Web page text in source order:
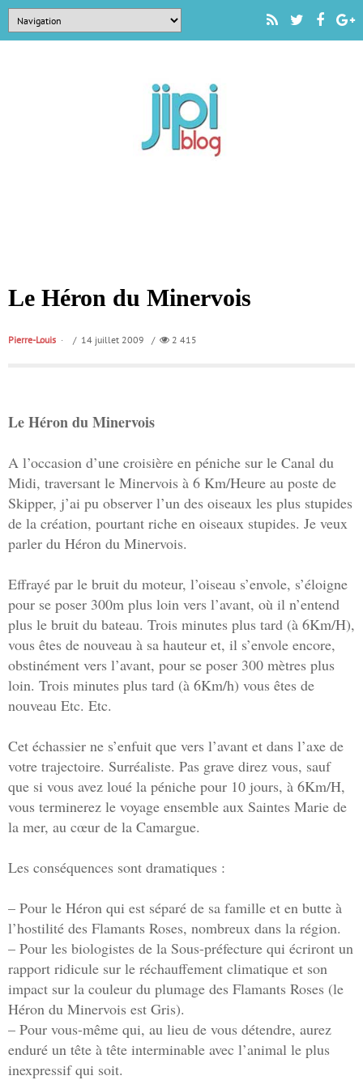
Le Héron du Minervois
Pierre-Louis / 14 juillet 2009 / 2 415
Le Héron du Minervois
A l’occasion d’une croisière en péniche sur le Canal du
Midi, traversant le Minervois à 6 Km/Heure au poste de
Skipper, j’ai pu observer l’un des oiseaux les plus stupides
de la création, pourtant riche en oiseaux stupides. Je veux
parler du Héron du Minervois.
Effrayé par le bruit du moteur, l’oiseau s’envole, s’éloigne
pour se poser 300m plus loin vers l’avant, où il n’entend
plus le bruit du bateau. Trois minutes plus tard (à 6Km/H),
vous êtes de nouveau à sa hauteur et, il s’envole encore,
obstinément vers l’avant, pour se poser 300 mètres plus
loin. Trois minutes plus tard (à 6Km/h) vous êtes de
nouveau Etc. Etc.
Cet échassier ne s’enfuit que vers l’avant et dans l’axe de
votre trajectoire. Surréaliste. Pas grave direz vous, sauf
que si vous avez loué la péniche pour 10 jours, à 6Km/H,
vous terminerez le voyage ensemble aux Saintes Marie de
la mer, au cœur de la Camargue.
Les conséquences sont dramatiques :
– Pour le Héron qui est séparé de sa famille et en butte à
l’hostilité des Flamants Roses, nombreux dans la région.
– Pour les biologistes de la Sous-préfecture qui écriront un
rapport ridicule sur le réchauffement climatique et son
impact sur la couleur du plumage des Flamants Roses (le
Héron du Minervois est Gris).
– Pour vous-même qui, au lieu de vous détendre, aurez
enduré un tête à tête interminable avec l’animal le plus
inexpressif qui soit.